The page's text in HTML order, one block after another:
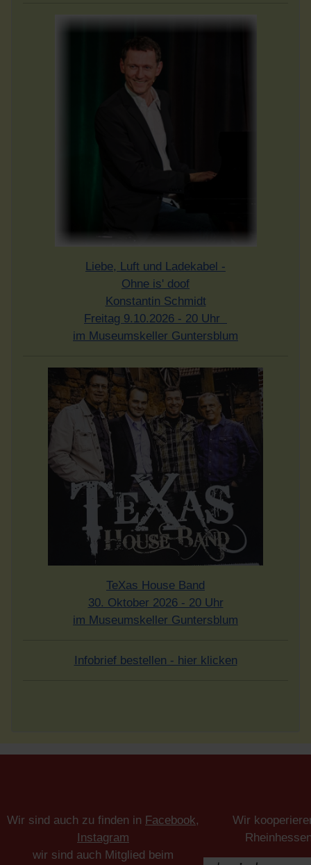
Liebe, Luft und Ladekabel -
Ohne is' doof
Konstantin Schmidt
Freitag 9.10.2026 - 20 Uhr
im Museumskeller Guntersblum
TeXas House Band
30. Oktober 2026 - 20 Uhr
im Museumskeller Guntersblum
Infobrief bestellen - hier klicken
Wir sind auch zu finden in Facebook,
Instagram
wir sind auch Mitglied beim
Wir